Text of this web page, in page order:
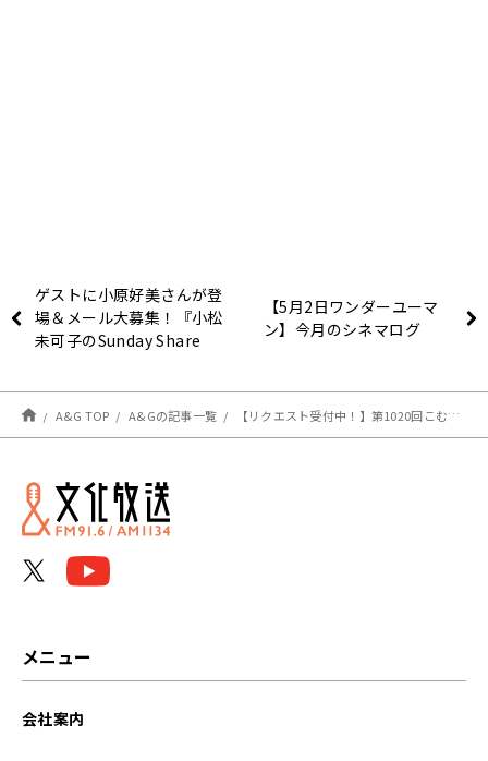
ゲストに小原好美さんが登
場＆メール大募集！『小松
未可子のSunday Share
【5月2日ワンダーユーマ
ン】今月のシネマログ
A&G TOP A&Gの記事一覧 【リクエスト受付中！】第1020回こむちゃーと振り返り＆第1021回注目楽曲紹介
メニュー
会社案内